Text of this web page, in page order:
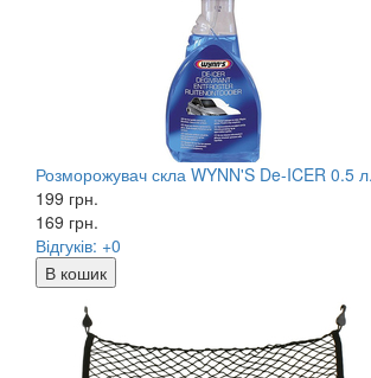
Розморожувач скла WYNN'S De-ICER 0.5 л.
199 грн.
169 грн.
Відгуків: +0
В кошик